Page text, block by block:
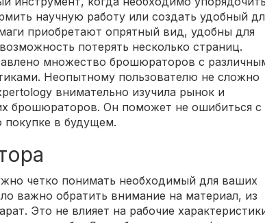
научную работу или создать удобный
приобретают опрятный вид, удобны для
потерять несколько страниц.
множество брошюраторов с
Неопытному пользователю не сложно
внимательно изучила рынок и
брошюраторов. Он поможет не ошибиться с
в будущем.
четко понимать необходимый для ваших
важно обратить внимание на материал, из
Это не влияет на рабочие